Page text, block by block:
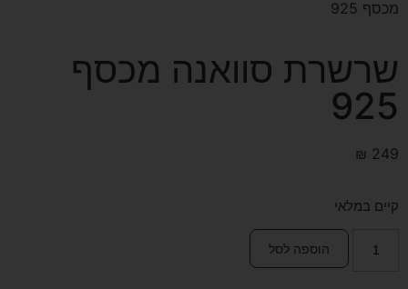
מכסף 925
שרשרת סוואנה מכסף
925
₪ 249
קיים במלאי
הוספה לסל